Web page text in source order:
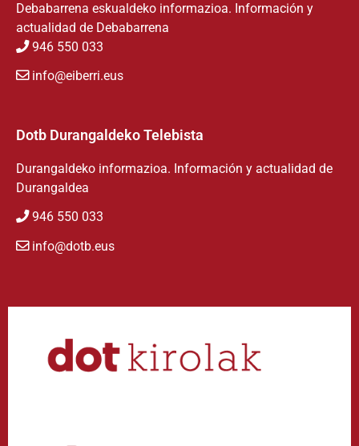
Debabarrena eskualdeko informazioa. Información y
actualidad de Debabarrena
946 550 033
info@eiberri.eus
Dotb Durangaldeko Telebista
Durangaldeko informazioa. Información y actualidad de
Durangaldea
946 550 033
info@dotb.eus